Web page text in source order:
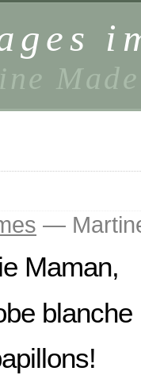
—
Maman,
blanche